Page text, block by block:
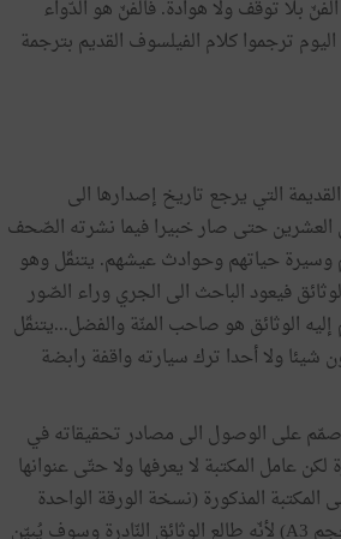
بلا توقّف ولا هوادة. فالفنّ هو الدّواء
ترجموا كلام الفيلسوف القديم بترجمة
التي يرجع تاريخ إصدارها الى
العشرين حتى صار خبيرا فيما نشرته الصّحف
وسيرة حياتهم وحوادث عيشهم. يتنقّل وهو
فيعود الباحث الى الجري وراء الصّور
الوثائق هو صاحب المنّة والفضل...يتنقّل
ولا أحدا ترك سيارته واقفة رابضة
صمّم على الوصول الى مصادر تحقيقاته في
عامل المكتبة لا يعرفها ولا حتّى عنوانها
المذكورة (نسخة الورقة الواحدة